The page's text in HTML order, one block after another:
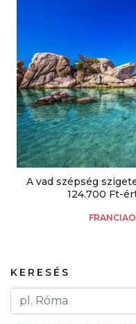
A vad szépség
124.700 Ft-
KERESÉS